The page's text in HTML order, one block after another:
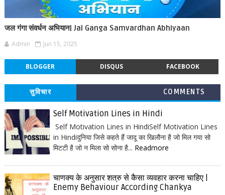
जल गंगा संवर्धन अभियान| Jal Ganga Samvardhan Abhiyaan
Admin Jun 15, 2025
BLOGGER DISQUS FACEBOOK
सुविचार COMMENTS
Self Motivation Lines in Hindi
Self Motivation Lines in HindiSelf Motivation Lines
in Hindiदुनिया जिसे कहते हैं जादू का खिलौना है जो मिल गया सो
मिटटी है जो न मिला सो सोना है... Readmore
चाणक्य के अनुसार शत्रु से कैसा व्यवहार करना चाहिए |
Enemy Behaviour According Chankya